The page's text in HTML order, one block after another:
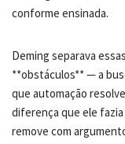
conforme ensinada.
Deming separava
**obstáculos** — a
que automação
diferença que ele
remove com